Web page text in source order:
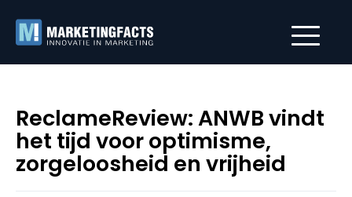
ReclameReview: ANWB vindt
het tijd voor optimisme,
zorgeloosheid en vrijheid